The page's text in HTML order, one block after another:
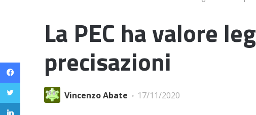
La PEC ha valore
precisazioni
Vincenzo Abate 17/11/2020
Facebook
Twitter
LinkedIn